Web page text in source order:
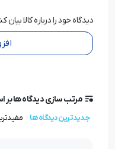
دیدگاه خود را درباره کالا بیان
مرتب سازی دیدگاه ها بر
جدیدترین دیدگاه ها